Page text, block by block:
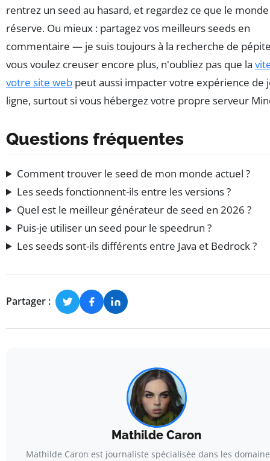
rentrez un seed au hasard, et regardez ce que le
réserve. Ou mieux : partagez vos meilleurs seeds en
commentaire — je suis toujours à la recherche de
vous voulez creuser encore plus, n'oubliez pas que la
votre site web peut aussi impacter votre expérience de
ligne, surtout si vous hébergez votre propre serveur
Questions fréquentes
Comment trouver le seed de mon monde actuel ?
Les seeds fonctionnent-ils entre les versions ?
Quel est le meilleur générateur de seed en 2026 ?
Puis-je utiliser un seed pour le speedrun ?
Les seeds sont-ils différents entre Java et Bedrock ?
Partager :
Mathilde Caron
Mathilde Caron est journaliste spécialisée dans les